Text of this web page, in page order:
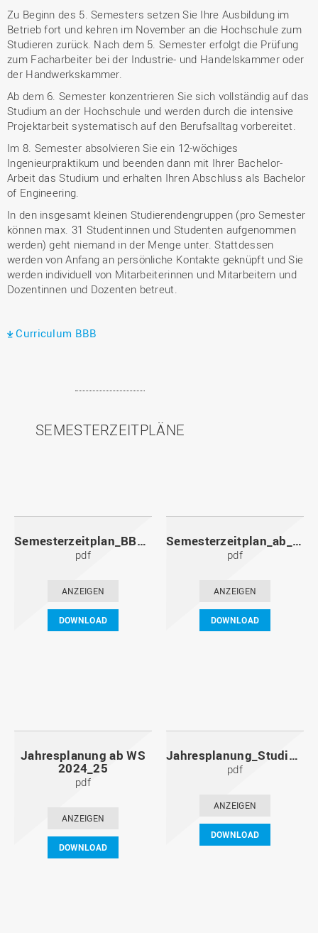
Zu Beginn des 5. Semesters setzen Sie Ihre Ausbildung im
Betrieb fort und kehren im November an die Hochschule zum
Studieren zurück. Nach dem 5. Semester erfolgt die Prüfung
zum Facharbeiter bei der Industrie- und Handelskammer oder
der Handwerkskammer.
Ab dem 6. Semester konzentrieren Sie sich vollständig auf das
Studium an der Hochschule und werden durch die intensive
Projektarbeit systematisch auf den Berufsalltag vorbereitet.
Im 8. Semester absolvieren Sie ein 12-wöchiges
Ingenieurpraktikum und beenden dann mit Ihrer Bachelor-
Arbeit das Studium und erhalten Ihren Abschluss als Bachelor
of Engineering.
In den insgesamt kleinen Studierendengruppen (pro Semester
können max. 31 Studentinnen und Studenten aufgenommen
werden) geht niemand in der Menge unter. Stattdessen
werden von Anfang an persönliche Kontakte geknüpft und Sie
werden individuell von Mitarbeiterinnen und Mitarbeitern und
Dozentinnen und Dozenten betreut.
Curriculum BBB
SEMESTERZEITPLÄNE
Semesterzeitplan_BBB_ab_Sept.26.pdf
pdf
ANZEIGEN
DOWNLOAD
Semesterzeitplan_ab_WS2025_26.pdf
pdf
ANZEIGEN
DOWNLOAD
Jahresplanung ab WS
2024_25
pdf
ANZEIGEN
DOWNLOAD
Jahresplanung_Studiumstart_WS_2023_24.pdf
pdf
ANZEIGEN
DOWNLOAD